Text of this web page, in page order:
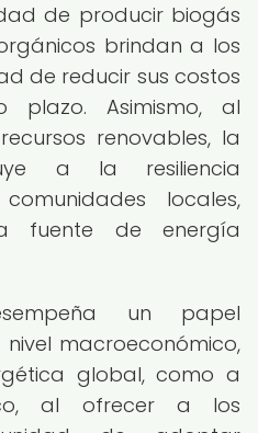
de producir biogás
brindan a los
de reducir sus costos
plazo. Asimismo, al
renovables, la
a la resiliencia
locales,
fuente de energía
un papel
macroeconómico,
global, como a
al ofrecer a los